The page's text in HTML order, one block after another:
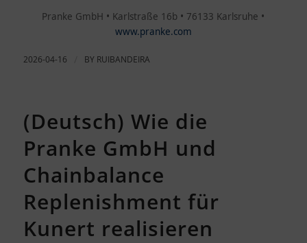
Pranke GmbH • Karlstraße 16b • 76133 Karlsruhe •
www.pranke.com
2026-04-16 BY RUIBANDEIRA
(Deutsch) Wie die
Pranke GmbH und
Chainbalance
Replenishment für
Kunert realisieren